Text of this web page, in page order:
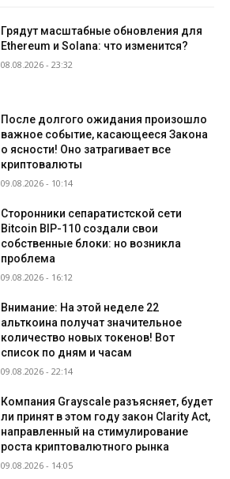
Грядут масштабные обновления для
Ethereum и Solana: что изменится?
08.08.2026 - 23:32
После долгого ожидания произошло
важное событие, касающееся Закона
о ясности! Оно затрагивает все
криптовалюты
09.08.2026 - 10:14
Сторонники сепаратистской сети
Bitcoin BIP-110 создали свои
собственные блоки: но возникла
проблема
09.08.2026 - 16:12
Внимание: На этой неделе 22
альткоина получат значительное
количество новых токенов! Вот
список по дням и часам
09.08.2026 - 22:14
Компания Grayscale разъясняет, будет
ли принят в этом году закон Clarity Act,
направленный на стимулирование
роста криптовалютного рынка
09.08.2026 - 14:05